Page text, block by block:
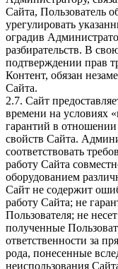
Сайта, Пользователь
урегулировать
оградив
разбирательств. В
подтверждении прав
Контент, обязан
Сайта.
2.7. Сайт
времени на условиях
гарантий в
свойств Сайта.
соответствовать
работу Сайта
оборудованием
Сайт не содержит
работу Сайта; не
Пользователя; не
полученные
ответственности за
рода, понесенные
неиспользования